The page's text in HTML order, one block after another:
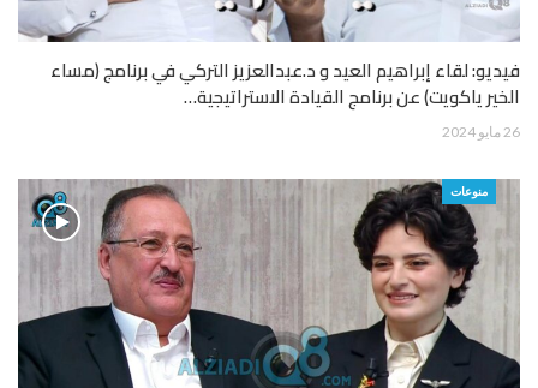
فيديو: لقاء إبراهيم العيد و د.عبدالعزيز التركي في برنامج (مساء
الخير ياكويت) عن برنامج القيادة الاستراتيجية…
26 مايو 2024
منوعات